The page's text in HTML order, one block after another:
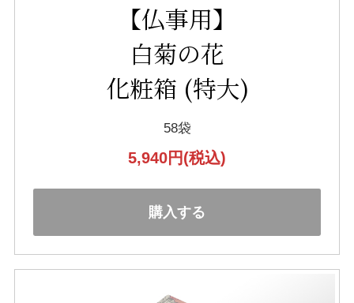
【仏事用】
白菊の花
化粧箱 (特大)
58袋
5,940円(税込)
購入する